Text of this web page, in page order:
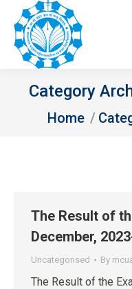
Category
You are here:
Home
The Result of
December,
Uncategorised By
The Result of the